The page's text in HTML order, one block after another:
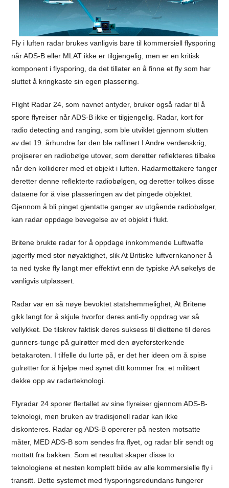
Fly i luften radar brukes vanligvis bare til kommersiell flysporing
når ADS-B eller MLAT ikke er tilgjengelig, men er en kritisk
komponent i flysporing, da det tillater en å finne et fly som har
sluttet å kringkaste sin egen plassering.
Flight Radar 24, som navnet antyder, bruker også radar til å
spore flyreiser når ADS-B ikke er tilgjengelig. Radar, kort for
radio detecting and ranging, som ble utviklet gjennom slutten
av det 19. århundre før den ble raffinert I Andre verdenskrig,
projiserer en radiobølge utover, som deretter reflekteres tilbake
når den kolliderer med et objekt i luften. Radarmottakere fanger
deretter denne reflekterte radiobølgen, og deretter tolkes disse
dataene for å vise plasseringen av det pingede objektet.
Gjennom å bli pinget gjentatte ganger av utgående radiobølger,
kan radar oppdage bevegelse av et objekt i flukt.
Britene brukte radar for å oppdage innkommende Luftwaffe
jagerfly med stor nøyaktighet, slik At Britiske luftvernkanoner å
ta ned tyske fly langt mer effektivt enn de typiske AA søkelys de
vanligvis utplassert.
Radar var en så nøye bevoktet statshemmelighet, At Britene
gikk langt for å skjule hvorfor deres anti-fly oppdrag var så
vellykket. De tilskrev faktisk deres suksess til diettene til deres
gunners-tunge på gulrøtter med den øyeforsterkende
betakaroten. I tilfelle du lurte på, er det her ideen om å spise
gulrøtter for å hjelpe med synet ditt kommer fra: et militært
dekke opp av radarteknologi.
Flyradar 24 sporer flertallet av sine flyreiser gjennom ADS-B-
teknologi, men bruken av tradisjonell radar kan ikke
diskonteres. Radar og ADS-B opererer på nesten motsatte
måter, MED ADS-B som sendes fra flyet, og radar blir sendt og
mottatt fra bakken. Som et resultat skaper disse to
teknologiene et nesten komplett bilde av alle kommersielle fly i
transitt. Dette systemet med flysporingsredundans fungerer